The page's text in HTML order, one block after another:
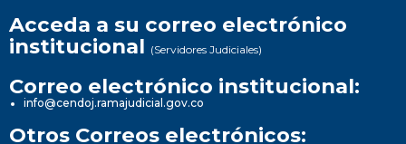
Acceda a su correo electrónico
institucional (Servidores Judiciales)
Correo electrónico institucional:
info@cendoj.ramajudicial.gov.co
Otros Correos electrónicos: